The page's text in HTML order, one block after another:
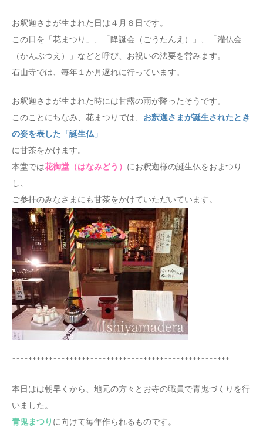
お釈迦さまが生まれた日は４月８日です。
この日を「花まつり」、「降誕会（ごうたんえ）」、「灌仏会
（かんぶつえ）」などと呼び、お祝いの法要を営みます。
石山寺では、毎年１か月遅れに行っています。
お釈迦さまが生まれた時には甘露の雨が降ったそうです。
このことにちなみ、花まつりでは、 お釈迦さまが誕生されたとき
の姿を表した「誕生仏」
に甘茶をかけます。
本堂では花御堂（はなみどう） にお釈迦様の誕生仏をおまつり
し、
ご参拝のみなさまにも甘茶をかけていただいています。
*****************************************************
本日はは朝早くから、地元の方々とお寺の職員で青鬼づくりを行
いました。
青鬼まつり に向けて毎年作られるものです。